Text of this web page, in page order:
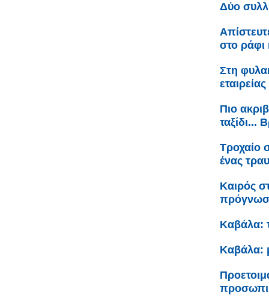
Δύο
στο ράφι
Στη
Πιο
ταξίδι...
Τροχαίο
ένας
Καιρός
Καβάλα:
Καβάλα: